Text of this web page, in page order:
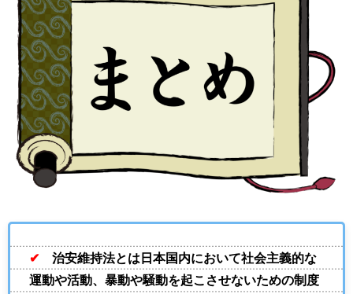
✔ 治安維持法とは日本国内において社会主義的な
運動や活動、暴動や騒動を起こさせないための制度